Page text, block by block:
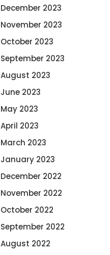
December 2023
November 2023
October 2023
September 2023
August 2023
June 2023
May 2023
April 2023
March 2023
January 2023
December 2022
November 2022
October 2022
September 2022
August 2022